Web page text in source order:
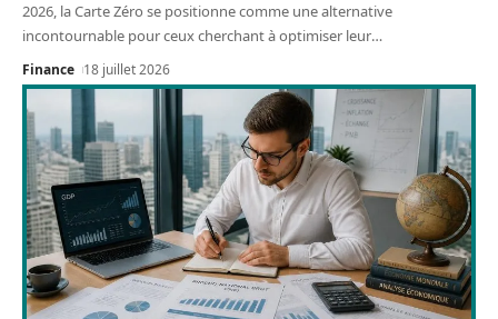
2026, la Carte Zéro se positionne comme une alternative
incontournable pour ceux cherchant à optimiser leur…
Finance 18 juillet 2026